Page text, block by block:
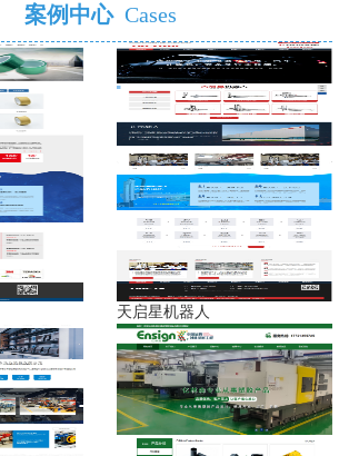
案例中心 Cases
天启星机器人